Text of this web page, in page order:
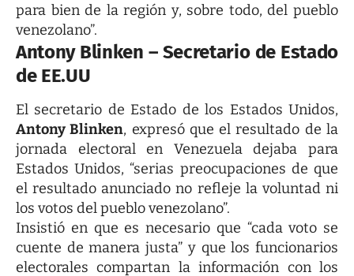
para bien de la región y, sobre todo, del pueblo
venezolano”.
Antony Blinken – Secretario de Estado
de EE.UU
El secretario de Estado de los Estados Unidos,
Antony Blinken, expresó que el resultado de la
jornada electoral en Venezuela dejaba para
Estados Unidos, “serias preocupaciones de que
el resultado anunciado no refleje la voluntad ni
los votos del pueblo venezolano”.
Insistió en que es necesario que “cada voto se
cuente de manera justa” y que los funcionarios
electorales compartan la información con los